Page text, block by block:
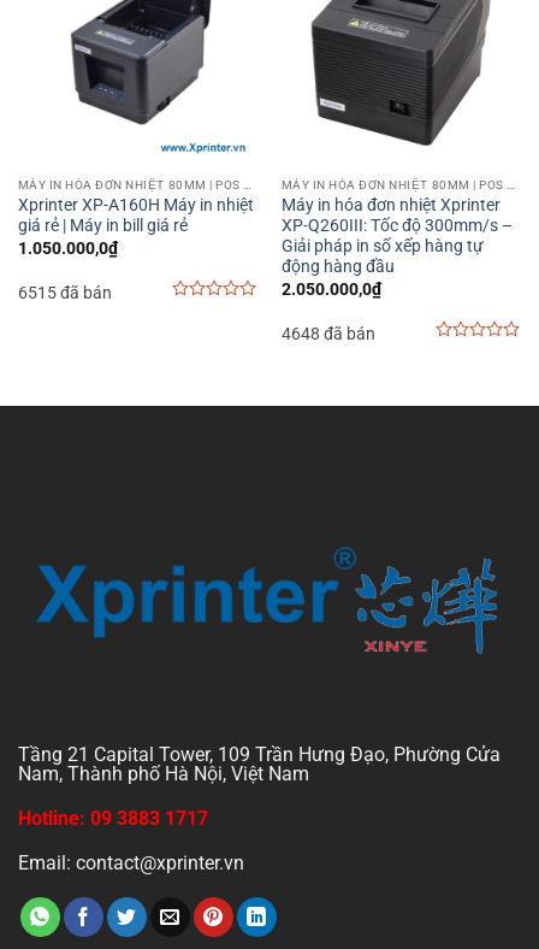
Xprinter XP-A160H Máy in nhiệt
giá rẻ | Máy in bill giá rẻ
1.050.000,0₫
6515 đã bán
Máy in hóa đơn nhiệt Xprinter
XP-Q260III: Tốc độ 300mm/s –
Giải pháp in số xếp hàng tự
động hàng đầu
2.050.000,0₫
4648 đã bán
5
Tầng 21 Capital Tower, 109 Trần Hưng Đạo, Phường Cửa
Nam, Thành phố Hà Nội, Việt Nam
Hotline: 09 3883 1717
Email: contact@xprinter.vn